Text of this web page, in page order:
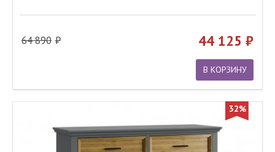
64 890 44 125
В КОРЗИНУ
32%